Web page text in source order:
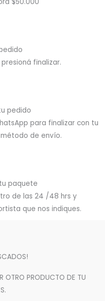
finalizar.
pedido
para finalizar con tu
de envío.
paquete
de las 24 /48 hrs y
que nos indiques.
OTRO PRODUCTO DE TU